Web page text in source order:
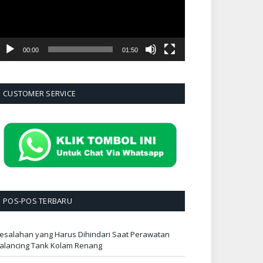
00:00 01:50
CUSTOMER SERVICE
POS-POS TERBARU
yang Harus Dihindari Saat Perawatan
Tank Kolam Renang